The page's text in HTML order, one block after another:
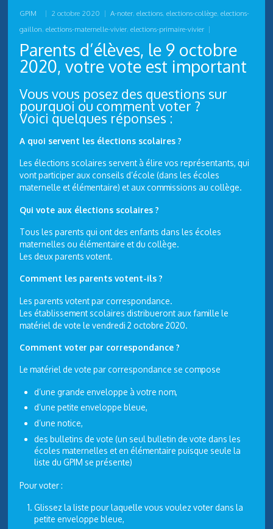
GPIM | 2 octobre 2020 | A-noter,elections,elections-collège,elections-
gaillon,elections-maternelle-vivier,elections-primaire-vivier |
Parents d’élèves, le 9 octobre
2020, votre vote est important
Vous vous posez des questions sur
pourquoi ou comment voter ?
Voici quelques réponses :
A quoi servent les élections scolaires ?
Les élections scolaires servent à élire vos représentants, qui
vont participer aux conseils d’école (dans les écoles
maternelle et élémentaire) et aux commissions au collège.
Qui vote aux élections scolaires ?
Tous les parents qui ont des enfants dans les écoles
maternelles ou élémentaire et du collège.
Les deux parents votent.
Comment les parents votent-ils ?
Les parents votent par correspondance.
Les établissement scolaires distribueront aux famille le
matériel de vote le vendredi 2 octobre 2020.
Comment voter par correspondance ?
Le matériel de vote par correspondance se compose
d’une grande enveloppe à votre nom,
d’une petite enveloppe bleue,
d’une notice,
des bulletins de vote (un seul bulletin de vote dans les
écoles maternelles et en élémentaire puisque seule la
liste du GPIM se présente)
Pour voter :
Glissez la liste pour laquelle vous voulez voter dans la
petite enveloppe bleue,